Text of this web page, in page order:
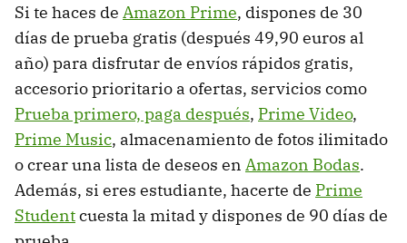
Si te haces de Amazon Prime, dispones de 30
días de prueba gratis (después 49,90 euros al
año) para disfrutar de envíos rápidos gratis,
accesorio prioritario a ofertas, servicios como
Prueba primero, paga después, Prime Video,
Prime Music, almacenamiento de fotos ilimitado
o crear una lista de deseos en Amazon Bodas.
Además, si eres estudiante, hacerte de Prime
Studentcuesta la mitad y dispones de 90 días de